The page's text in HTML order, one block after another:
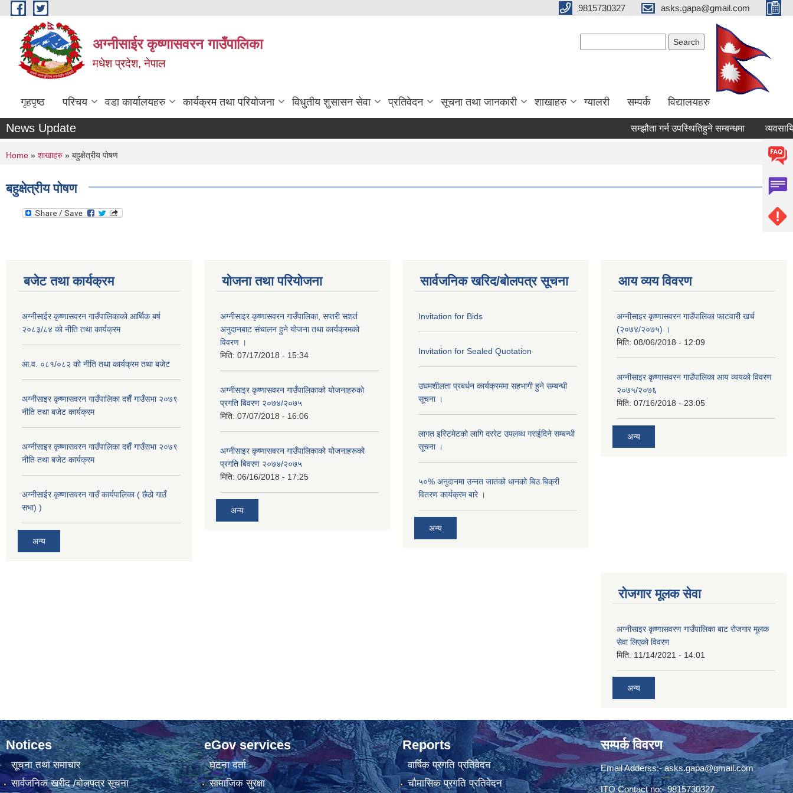
Skip to main content 9815730327 asks.gapa@gmail.com
अग्नीसाईर कृष्णासवरन गाउँपालिका
मधेश प्रदेश, नेपाल
गृहपृष्ठ परिचय वडा कार्यालयहरु कार्यक्रम तथा परियोजना विधुतीय शुसासन सेवा प्रतिवेदन सूचना तथा जानकारी शाखाहरु ग्यालरी सम्पर्क विद्यालयहरु
News Update सम्झौता गर्न उपस्थितिहुने सम्बन्धमा
You are here
Home » शाखाहरु » बहुक्षेत्रीय पाेषण
बहुक्षेत्रीय पाेषण
बजेट तथा कार्यक्रम
अग्नीसाईर कृष्णासवरन गाउँपालिकाको आर्थिक बर्ष
२०८३/८४ को नीति तथा कार्यक्रम
आ.व. ०८१/०८२ को नीति तथा कार्यक्रम तथा बजेट
अग्नीसाइर कृष्णासवरन गाउँपालिका दशैँ गाउँसभा २०७९
नीति तथा बजेट कार्यक्रम
अग्नीसाइर कृष्णासवरन गाउँपालिका दशैँ गाउँसभा २०७९
नीति तथा बजेट कार्यक्रम
अग्नीसाईर कृष्णासवरन गाउँ कार्यपालिका ( छैठो गाउँ
सभा) )
अन्य
योजना तथा परियोजना
अग्नीसाइर कृष्णासवरन गाउँपालिका, सप्तरी सशर्त
अनुदानबाट संचालन हुने योजना तथा कार्यक्रमको
विवरण ।
मिति: 07/17/2018 - 15:34
अग्नीसाइर कृष्णासवरन गाउँपालिकाको योजनाहरुको
प्रगति बिवरण २०७४/२०७५
मिति: 07/07/2018 - 16:06
अग्नीसाइर कृष्णासवरन गाउँपालिकाको योजनाहरूको
प्रगति बिवरण २०७४/२०७५
मिति: 06/16/2018 - 17:25
अन्य
सार्वजनिक खरिद/बोलपत्र सूचना
Invitation for Bids
Invitation for Sealed Quotation
उघमशीलता प्रबर्धन कार्यक्रममा सहभागी हुने सम्बन्धी
सूचना ।
लागत इस्टिमेटको लागि दररेट उपलब्ध गराईदिने सम्बन्धी
सूचना ।
५०% अनुदानमा उन्नत जातको धानको बिउ बिक्री
वितरण कार्यक्रम बारे ।
अन्य
आय व्यय विवरण
अग्नीसाइर कृष्णासवरन गाउँपालिका फाटवारी खर्च
(२०७४/२०७५) ।
मिति: 08/06/2018 - 12:09
अग्नीसाइर कृष्णासवरन गाउँपालिका आय व्ययको विवरण
२०७५/२०७६
मिति: 07/16/2018 - 23:05
अन्य
रोजगार मूलक सेवा
अग्नीसाइर कृष्णासवरण गाउँपालिका बाट रोजगार मूलक
सेवा लिएको विवरण
मिति: 11/14/2021 - 14:01
अन्य
Notices
सूचना तथा समाचार
सार्वजनिक खरीद /बोलपत्र सूचना
eGov services
घटना दर्ता
सामाजिक सुरक्षा
Reports
वार्षिक प्रगति प्रतिवेदन
चौमासिक प्रगति प्रतिवेदन
सम्पर्क विवरण
Email Adderss:-asks.gapa@gmail.com
ITO Contact no:- 9815730327